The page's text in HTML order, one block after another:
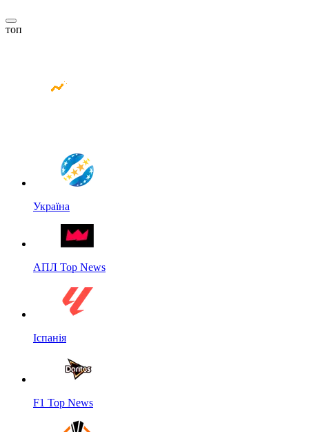
топ
Україна
АПЛ Top News
Іспанія
F1 Top News